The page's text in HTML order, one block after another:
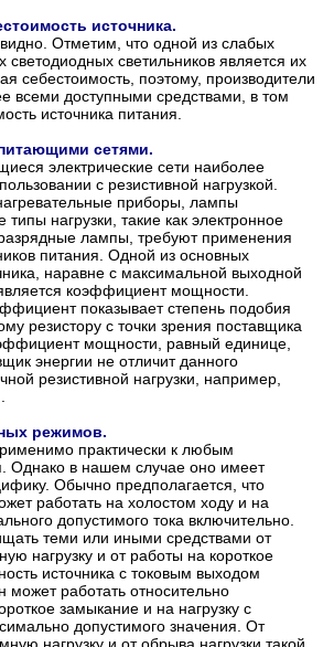
источника.
Отметим, что одной из слабых
светодиодных светильников является их
себестоимость, поэтому, производители
всеми доступными средствами, в том
источника питания.
сетями.
электрические сети наиболее
с резистивной нагрузкой.
приборы, лампы
типы нагрузки, такие как электронное
лампы, требуют применения
питания. Одной из основных
наравне с максимальной выходной
коэффициент мощности.
показывает степень подобия
резистору с точки зрения поставщика
мощности, равный единице,
энергии не отличит данного
резистивной нагрузки, например,
режимов.
практически к любым
Однако в нашем случае оно имеет
Обычно предполагается, что
работать на холостом ходу и на
допустимого тока включительно.
теми или иными средствами от
нагрузку и от работы на короткое
источника с токовым выходом
может работать относительно
замыкание и на нагрузку с
допустимого значения. От